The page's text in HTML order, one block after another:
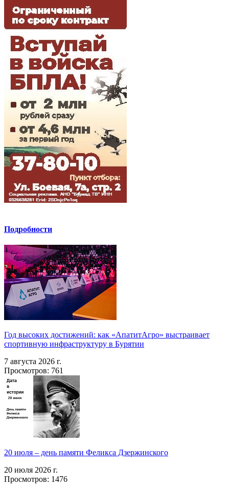
Подробности
Год высоких достижений: как «АпатитАгро» выстраивает
спортивную инфраструктуру в Бурятии
7 августа 2026 г.
Просмотров: 761
20 июля – день памяти Феликса Дзержинского
20 июля 2026 г.
Просмотров: 1476